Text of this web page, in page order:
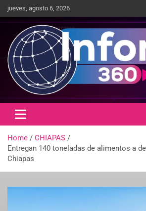
jueves, agosto 6, 2026
infored360.mx
Un giro en la información
Home
CHIAPAS
Entregan 140 toneladas de alimentos a
Chiapas